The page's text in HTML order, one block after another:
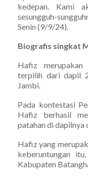
kedepan. Kami
sesungguh-
Senin (9/9/24).
Biografis singkat
Hafiz
terpilih dari dapil
Jambi.
Pada kontestasi
Hafiz berhasil
patahan di dapilnya
Hafiz yang
keberuntungan
Kabupaten